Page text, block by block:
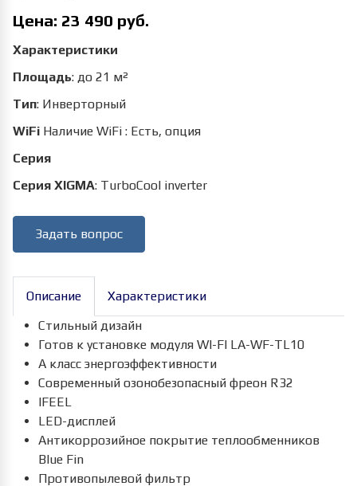
Цена: 23 490 руб.
Характеристики
Площадь: до 21 м²
Тип: Инверторный
WiFi Наличие WiFi : Есть, опция
Серия
Серия XIGMA: TurboCool inverter
Задать вопрос
Описание
Характеристики
Стильный дизайн
Готов к установке модуля WI-FI LA-WF-TL10
А класс энергоэффективности
Современный озонобезопасный фреон R32
IFEEL
LED-дисплей
Антикоррозийное покрытие теплообменников
Blue Fin
Противопылевой фильтр